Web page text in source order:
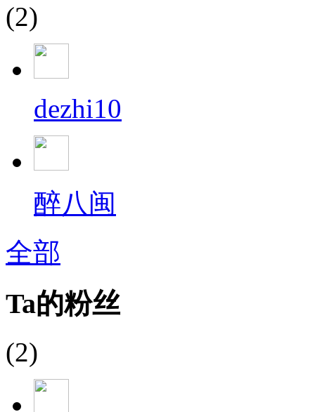
(2)
dezhi10
醉八闽
全部
Ta的粉丝
(2)